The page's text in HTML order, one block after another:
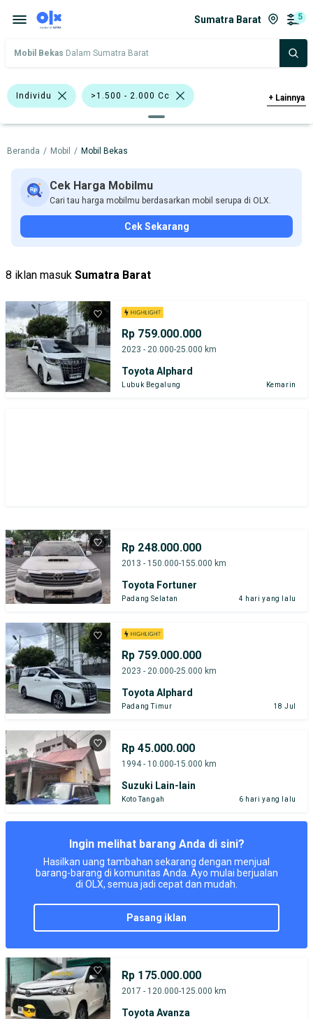
Sumatra Barat 5
Mobil Bekas Dalam Sumatra Barat
Individu >1.500 - 2.000 Cc
>2.000 - 3.000 Cc Biru Putih
Honda Civic BMW
Honda Isuzu Suzuki
Tipe Bodi Tipe Membership
+ Lainnya
Beranda / Mobil / Mobil Bekas
Cek Harga Mobilmu
Cari tau harga mobilmu berdasarkan mobil serupa di OLX.
Cek Sekarang
8 iklan masuk Sumatra Barat
Rp 759.000.000
2023 - 20.000-25.000 km
Toyota Alphard
Lubuk Begalung Kemarin
Rp 248.000.000
2013 - 150.000-155.000 km
Toyota Fortuner
Padang Selatan 4 hari yang lalu
Rp 759.000.000
2023 - 20.000-25.000 km
Toyota Alphard
Padang Timur 18 Jul
Rp 45.000.000
1994 - 10.000-15.000 km
Suzuki Lain-lain
Koto Tangah 6 hari yang lalu
Ingin melihat barang Anda di sini?
Hasilkan uang tambahan sekarang dengan menjual
barang-barang di komunitas Anda. Ayo mulai berjualan
di OLX, semua jadi cepat dan mudah.
pasang iklan
Rp 175.000.000
2017 - 120.000-125.000 km
Toyota Avanza